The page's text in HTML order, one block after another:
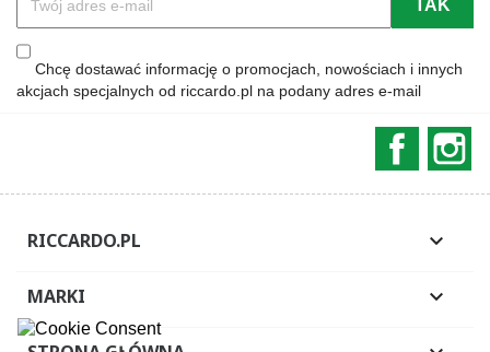
Chcę dostawać informację o promocjach, nowościach i innych
akcjach specjalnych od riccardo.pl na podany adres e-mail
RICCARDO.PL 
MARKI 